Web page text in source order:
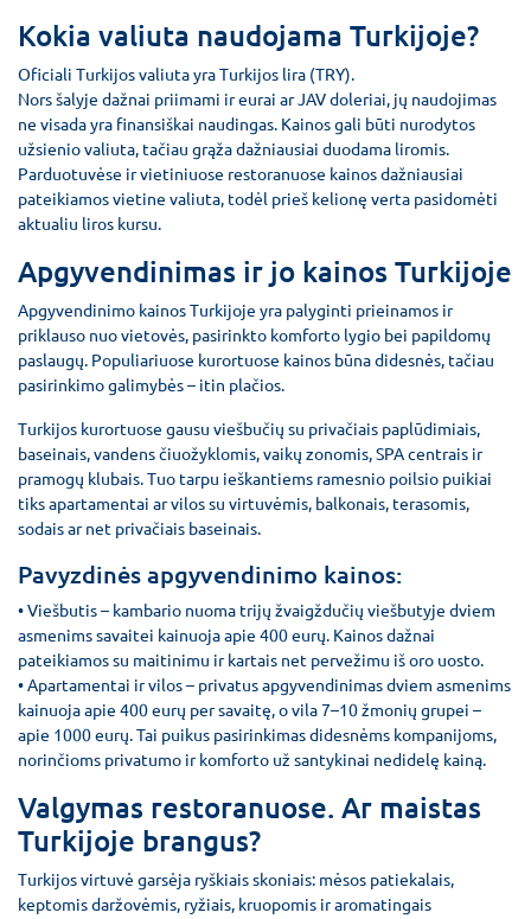
Kokia valiuta naudojama Turkijoje?
Oficiali Turkijos valiuta yra Turkijos lira (TRY).
Nors šalyje dažnai priimami ir eurai ar JAV doleriai, jų naudojimas
ne visada yra finansiškai naudingas. Kainos gali būti nurodytos
užsienio valiuta, tačiau grąža dažniausiai duodama liromis.
Parduotuvėse ir vietiniuose restoranuose kainos dažniausiai
pateikiamos vietine valiuta, todėl prieš kelionę verta pasidomėti
aktualiu liros kursu.
Apgyvendinimas ir jo kainos Turkijoje
Apgyvendinimo kainos Turkijoje yra palyginti prieinamos ir
priklauso nuo vietovės, pasirinkto komforto lygio bei papildomų
paslaugų. Populiariuose kurortuose kainos būna didesnės, tačiau
pasirinkimo galimybės – itin plačios.
Turkijos kurortuose gausu viešbučių su privačiais paplūdimiais,
baseinais, vandens čiuožyklomis, vaikų zonomis, SPA centrais ir
pramogų klubais. Tuo tarpu ieškantiems ramesnio poilsio puikiai
tiks apartamentai ar vilos su virtuvėmis, balkonais, terasomis,
sodais ar net privačiais baseinais.
Pavyzdinės apgyvendinimo kainos:
• Viešbutis – kambario nuoma trijų žvaigždučių viešbutyje dviem
asmenims savaitei kainuoja apie 400 eurų. Kainos dažnai
pateikiamos su maitinimu ir kartais net pervežimu iš oro uosto.
• Apartamentai ir vilos – privatus apgyvendinimas dviem asmenims
kainuoja apie 400 eurų per savaitę, o vila 7–10 žmonių grupei –
apie 1000 eurų. Tai puikus pasirinkimas didesnėms kompanijoms,
norinčioms privatumo ir komforto už santykinai nedidelę kainą.
Valgymas restoranuose. Ar maistas
Turkijoje brangus?
Turkijos virtuvė garsėja ryškiais skoniais: mėsos patiekalais,
keptomis daržovėmis, ryžiais, kruopomis ir aromatingais